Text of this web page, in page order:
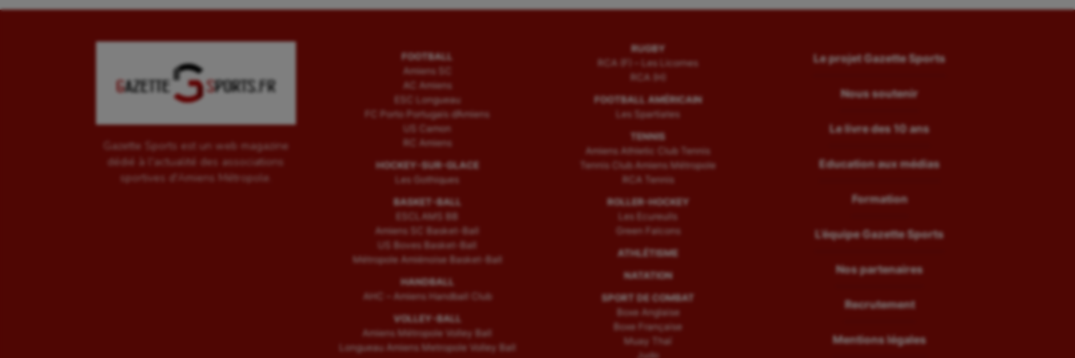
Gazette Sports est un web magazine
dédié à l'actualité des associations
sportives d'Amiens Métropole.
FOOTBALL
Amiens SC
AC Amiens
ESC Longueau
FC Porto Portugais d’Amiens
US Camon
RC Amiens
HOCKEY-SUR-GLACE
Les Gothiques
BASKET-BALL
ESCLAMS BB
Amiens SC Basket-Ball
US Boves Basket-Ball
Métropole Amiénoise Basket-Ball
HANDBALL
AHC – Amiens Handball Club
VOLLEY-BALL
Amiens Métropole Volley Ball
Longueau Amiens Metropole Volley Ball
RUGBY
RCA (F) – Les Licornes
RCA (H)
FOOTBALL AMÉRICAIN
Les Spartiates
TENNIS
Amiens Athletic Club Tennis
Tennis Club Amiens Métropole
RCA Tennis
ROLLER-HOCKEY
Les Ecureuils
Green Falcons
ATHLÉTISME
NATATION
SPORT DE COMBAT
Boxe Anglaise
Boxe Française
Muay Thaï
Judo
Le projet Gazette Sports
Nous soutenir
Le livre des 10 ans
Education aux médias
Formation
L’équipe Gazette Sports
Nos partenaires
Recrutement
Mentions légales